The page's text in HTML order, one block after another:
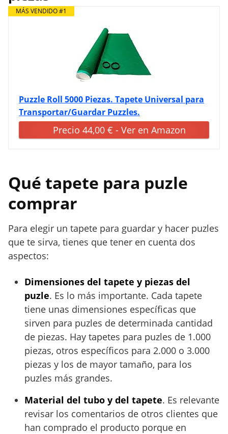
MÁS VENDIDO #1
Puzzle Roll 5000 Piezas. Tapete Universal para
Transportar/Guardar Puzzles.
Precio 44,00 € - Ver en Amazon
Qué tapete para puzle
comprar
Para elegir un tapete para guardar y hacer puzles
que te sirva, tienes que tener en cuenta dos
aspectos:
Dimensiones del tapete y piezas del
puzle. Es lo más importante. Cada tapete
tiene unas dimensiones específicas que
sirven para puzles de determinada cantidad
de piezas. Hay tapetes para puzles de 1.000
piezas, otros específicos para 2.000 o 3.000
piezas y los de mayor tamaño, para los
puzles más grandes.
Material del tubo y del tapete. Es relevante
revisar los comentarios de otros clientes que
han comprado el producto porque en